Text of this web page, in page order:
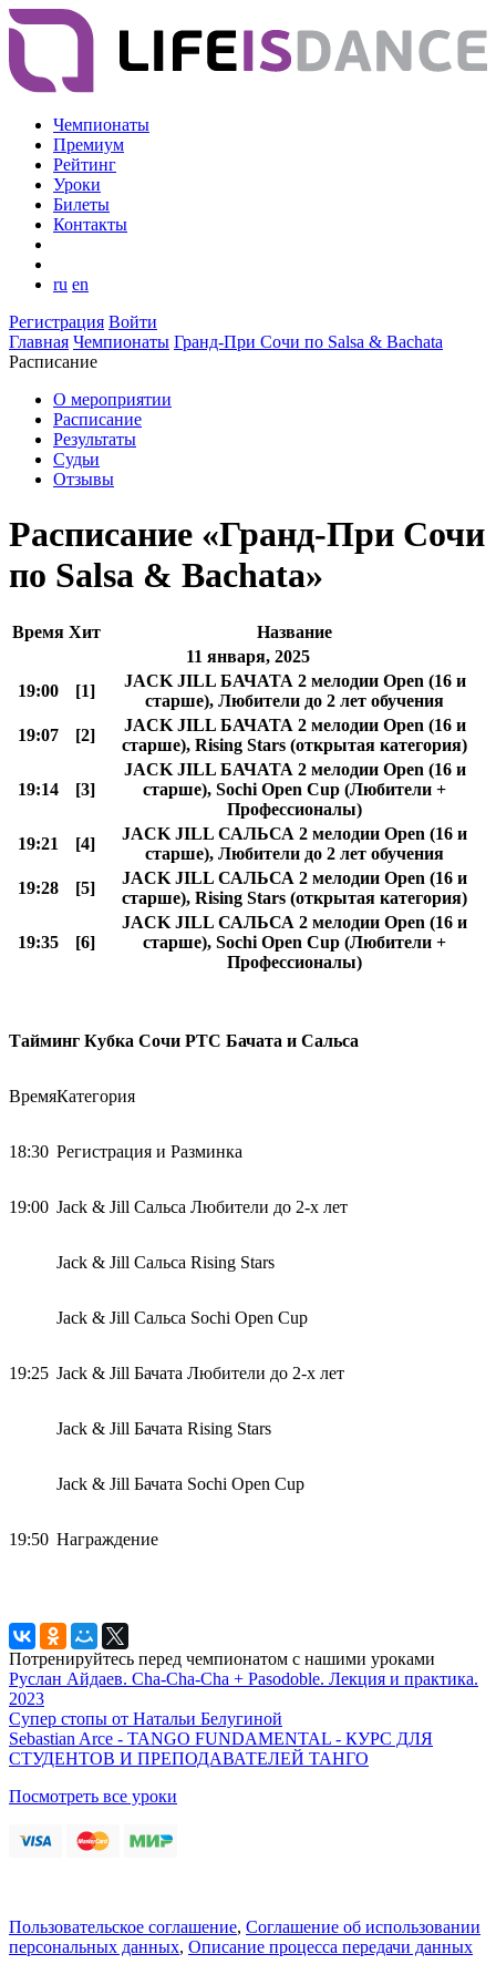
Чемпионаты
Премиум
Рейтинг
Уроки
Билеты
Контакты
ru en
Регистрация Войти
Главная Чемпионаты Гранд-При Сочи по Salsa & Bachata
Расписание
О мероприятии
Расписание
Результаты
Судьи
Отзывы
Расписание «Гранд-При Сочи
по Salsa & Bachata»
Время Хит
Название
11 января, 2025
19:00
[1]
JACK JILL БАЧАТА 2 мелодии Open (16 и
старше), Любители до 2 лет обучения
19:07
[2]
JACK JILL БАЧАТА 2 мелодии Open (16 и
старше), Rising Stars (открытая категория)
19:14 [3]
JACK JILL БАЧАТА 2 мелодии Open (16 и
старше), Sochi Open Cup (Любители +
Профессионалы)
19:21
[4]
JACK JILL САЛЬСА 2 мелодии Open (16 и
старше), Любители до 2 лет обучения
19:28
[5]
JACK JILL САЛЬСА 2 мелодии Open (16 и
старше), Rising Stars (открытая категория)
19:35 [6]
JACK JILL САЛЬСА 2 мелодии Open (16 и
старше), Sochi Open Cup (Любители +
Профессионалы)
Тайминг Кубка Сочи РТС Бачата и Сальса
ВремяКатегория
18:30 Регистрация и Разминка
19:00 Jack & Jill Сальса Любители до 2-х лет
Jack & Jill Сальса Rising Stars
Jack & Jill Сальса Sochi Open Cup
19:25 Jack & Jill Бачата Любители до 2-х лет
Jack & Jill Бачата Rising Stars
Jack & Jill Бачата Sochi Open Cup
19:50 Награждение
Потренируйтесь перед чемпионатом с нашими уроками
Руслан Айдаев. Cha-Cha-Cha + Pasodoble. Лекция и практика.
2023
Супер стопы от Натальи Белугиной
Sebastian Arce - TANGO FUNDAMENTAL - КУРС ДЛЯ
СТУДЕНТОВ И ПРЕПОДАВАТЕЛЕЙ ТАНГО
Посмотреть все уроки
Пользовательское соглашение, Соглашение об использовании
персональных данных, Описание процесса передачи данных